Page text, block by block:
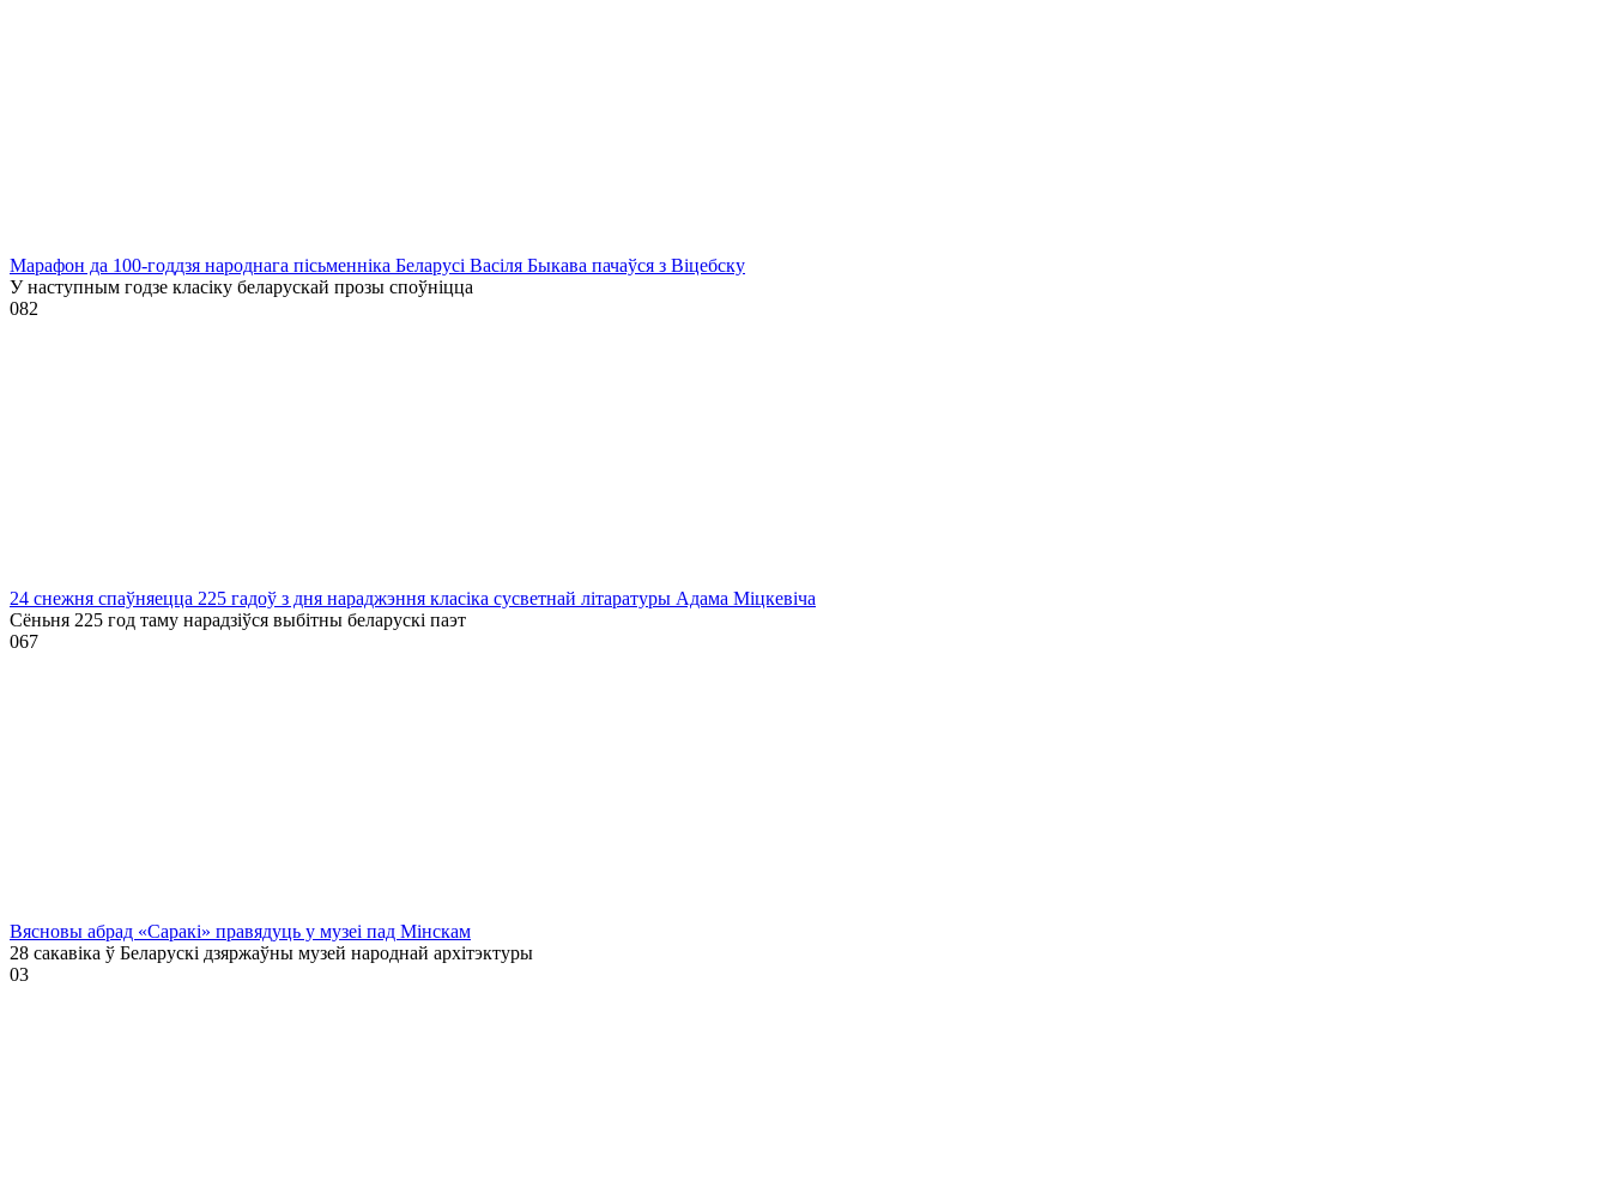
Марафон да 100-годдзя народнага пісьменніка Беларусі Васіля Быкава пачаўся з Віцебску
У наступным годзе класіку беларускай прозы споўніцца
082
24 снежня спаўняецца 225 гадоў з дня нараджэння класіка сусветнай літаратуры Адама Міцкевіча
Сёньня 225 год таму нарадзіўся выбітны беларускі паэт
067
Вясновы абрад «Саракі» правядуць у музеі пад Мінскам
28 сакавіка ў Беларускі дзяржаўны музей народнай архітэктуры
03